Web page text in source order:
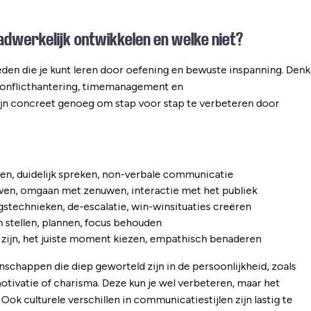
ontwikkelen en welke niet?
die je kunt leren door oefening en bewuste inspanning. Denk
timemanagement en
concreet genoeg om stap voor stap te verbeteren door
duidelijk spreken, non-verbale communicatie
omgaan met zenuwen, interactie met het publiek
de-escalatie, win-winsituaties creëren
plannen, focus behouden
het juiste moment kiezen, empathisch benaderen
die diep geworteld zijn in de persoonlijkheid, zoals
of charisma. Deze kun je wel verbeteren, maar het
culturele verschillen in communicatiestijlen zijn lastig te